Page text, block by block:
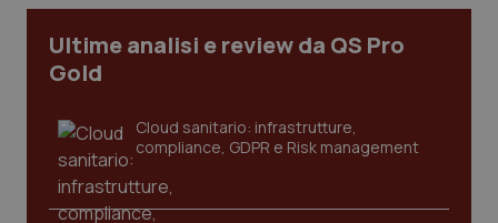
Ultime analisi e review da QS Pro
Gold
Cloud sanitario: infrastrutture,
compliance, GDPR e Risk management
funzionare correttamente senza questi cookie.
Nome
Fornitore/Dominio